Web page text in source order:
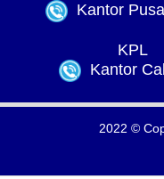
Kantor
KPL
Kantor
2022 ©